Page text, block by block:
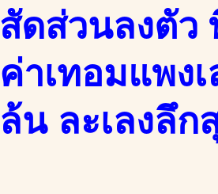
สัดส่วนลงตัว
ค่าเทอมแพง
ล้น ละเลงลึ